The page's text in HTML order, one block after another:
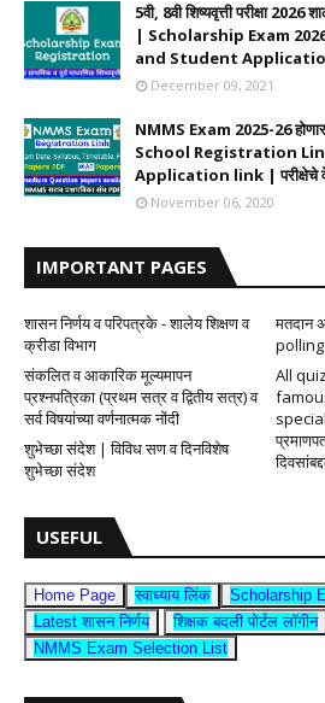
5वी, 8वी शिष्यवृत्ती परीक्षा 2026
| Scholarship Exam
and Student
December 09, 2021
NMMS Exam 2025-26
School Registration
Application link | परीक्षेचे
November 06, 2020
IMPORTANT PAGES
शासन निर्णय व परिपत्रके - शालेय शिक्षण व
क्रीडा विभाग
मतदान
संकलित व आकारिक मूल्यमापन
प्रश्नपत्रिका (प्रथम सत्र व द्वितीय सत्र) व
सर्व विषयांच्या वर्णनात्मक नोंदी
All
शुभेच्छा संदेश | विविध सण व दिनविशेष
शुभेच्छा संदेश
USEFUL
Home Page स्वाध्याय लिंक Scholarship
Latest शासन निर्णय
शिक्षक बदली पोर्टल लॉगीन
NMMS Exam Selection List